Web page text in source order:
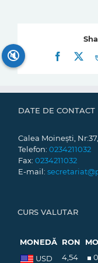
Facebook
DATE DE CONTACT
Calea Moinești,
Telefon: 0234211032
Fax: 0234211032
E-mail:
CURS VALUTAR
MONEDĂ RON
USD
4,54
🔇